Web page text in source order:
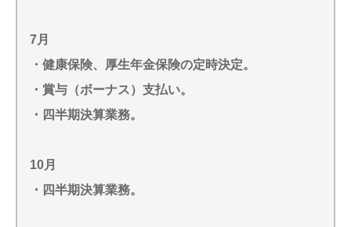
7月
・健康保険、厚生年金保険の定時決定。
・賞与（ボーナス）支払い。
・四半期決算業務。
10月
・四半期決算業務。